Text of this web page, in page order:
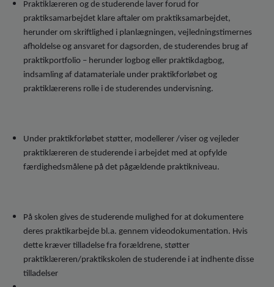
Praktiklæreren og de studerende laver forud for
praktiksamarbejdet klare aftaler om praktiksamarbejdet,
herunder om skriftlighed i planlægningen, vejledningstimernes
afholdelse og ansvaret for dagsorden, de studerendes brug af
praktikportfolio – herunder logbog eller praktikdagbog,
indsamling af datamateriale under praktikforløbet og
praktiklærerens rolle i de studerendes undervisning.
Under praktikforløbet støtter, modellerer /viser og vejleder
praktiklæreren de studerende i arbejdet med at opfylde
færdighedsmålene på det pågældende praktikniveau.
På skolen gives de studerende mulighed for at dokumentere
deres praktikarbejde bl.a. gennem videodokumentation. Hvis
dette kræver tilladelse fra forældrene, støtter
praktiklæreren/praktikskolen de studerende i at indhente disse
tilladelser